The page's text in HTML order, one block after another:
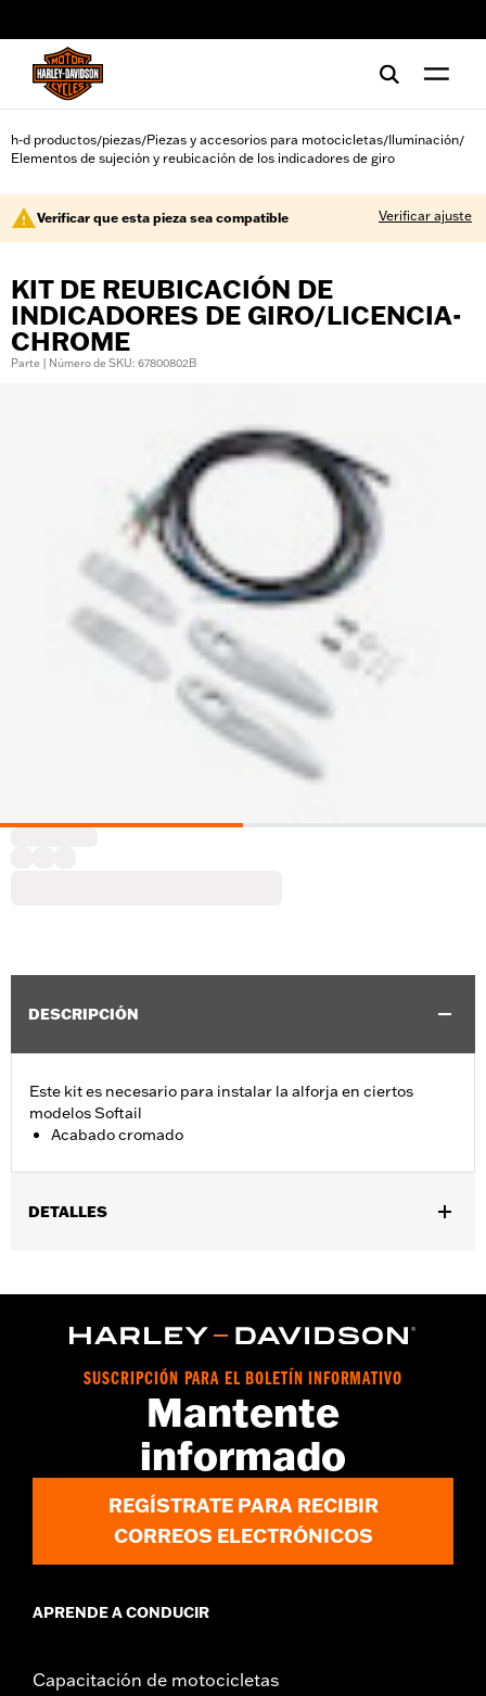
h-d productos/piezas/Piezas y accesorios para motocicletas/Iluminación/
Elementos de sujeción y reubicación de los indicadores de giro
Verificar que esta pieza sea compatible Verificar ajuste
KIT DE REUBICACIÓN DE
INDICADORES DE GIRO/LICENCIA-
CHROME
Parte | Número de SKU: 67800802B
DESCRIPCIÓN
Este kit es necesario para instalar la alforja en ciertos
modelos Softail
Acabado cromado
DETALLES
trasero
d.com/warrantypara más información
SUSCRIPCIÓN PARA EL BOLETÍN INFORMATIVO
Mantente
informado
REGÍSTRATE PARA RECIBIR
CORREOS ELECTRÓNICOS
APRENDE A CONDUCIR
Capacitación de motocicletas